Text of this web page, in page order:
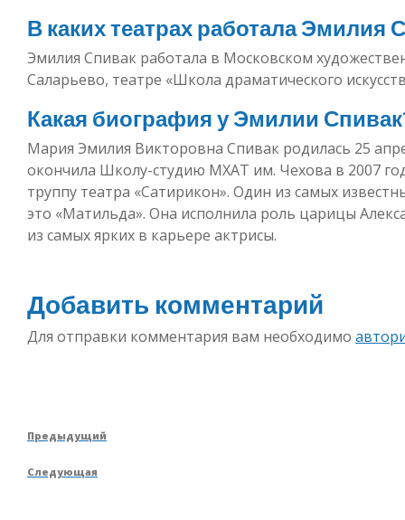
В каких театрах работала Эмилия
Эмилия Спивак работала в Московском
Саларьево, театре «Школа драматического
Какая биография у Эмилии
Мария Эмилия Викторовна Спивак родилась 25
окончила Школу-студию МХАТ им. Чехова в 2007
труппу театра «Сатирикон». Один из самых
это «Матильда». Она исполнила роль царицы
из самых ярких в карьере актрисы.
Добавить комментарий
Для отправки комментария вам необходимо
Навигация
по
записям
Предыдущая
Предыдущий
Следующая
Следующая